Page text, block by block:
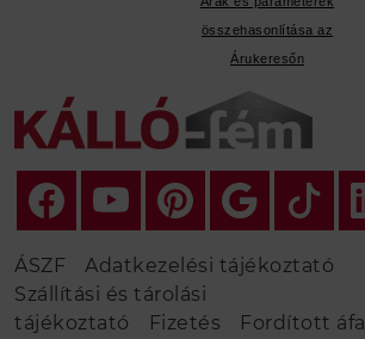
összehasonlítása az
Árukeresőn
ÁSZF
Adatkezelési tájékoztató
Szállítási és tárolási
tájékoztató
Fizetés
Fordított áfa